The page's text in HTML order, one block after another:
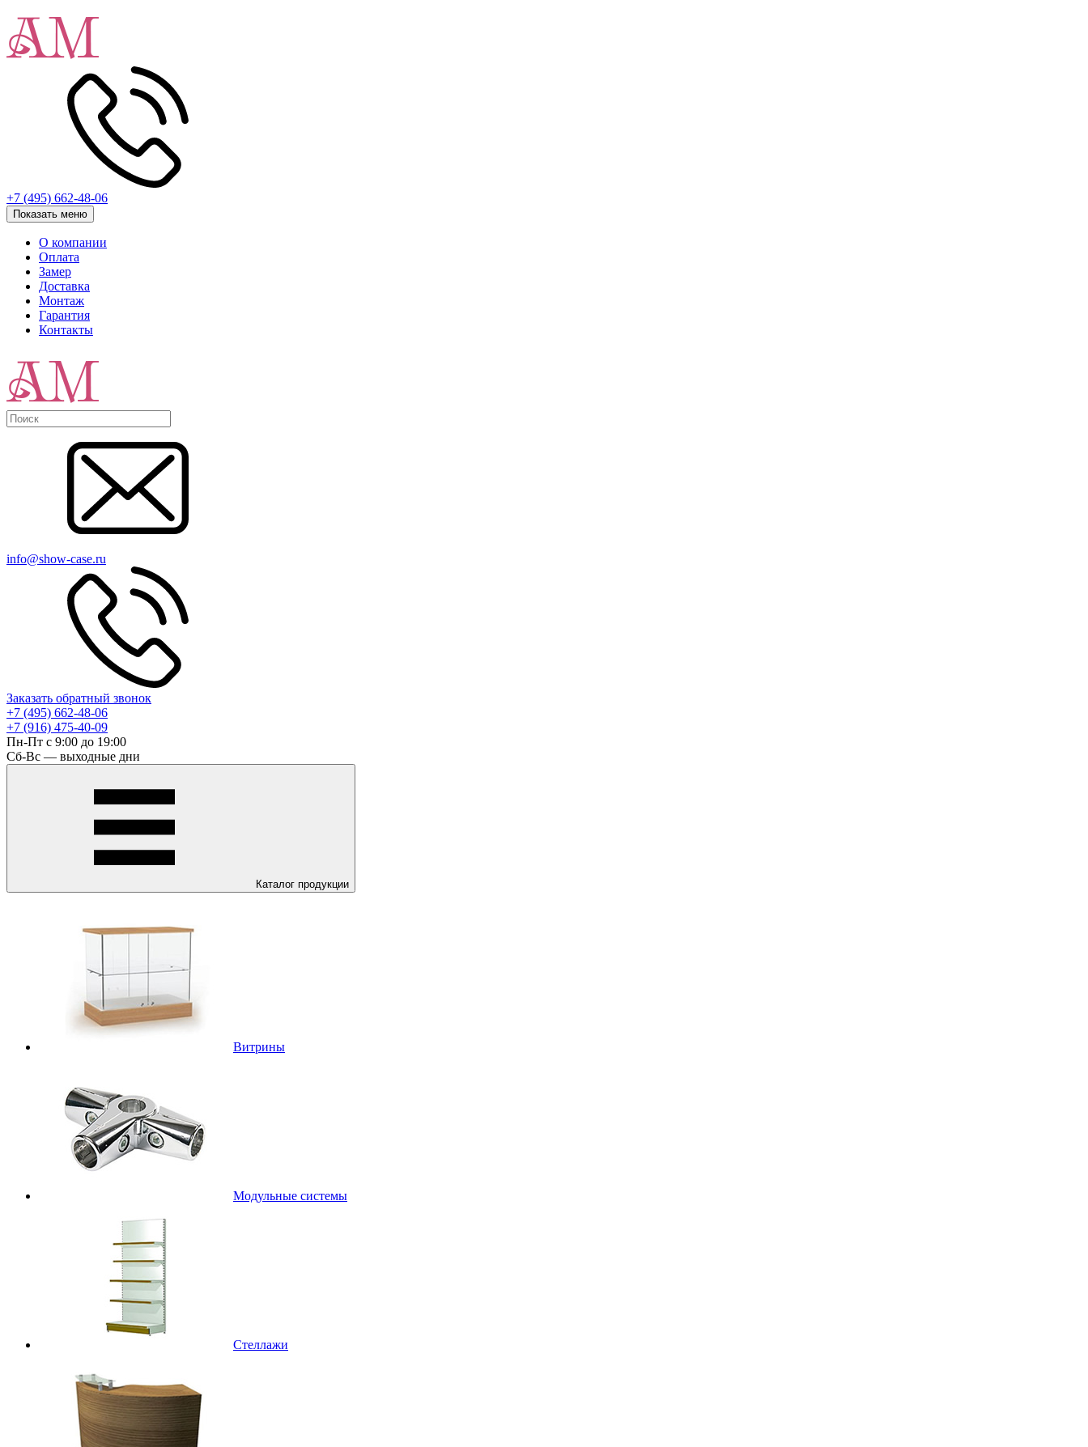
+7 (495) 662-48-06
Показать меню
О компании
Оплата
Замер
Доставка
Монтаж
Гарантия
Контакты
info@show-case.ru
Заказать обратный звонок
+7 (495) 662-48-06
+7 (916) 475-40-09
Пн-Пт с 9:00 до 19:00
Сб-Вс — выходные дни
Каталог продукции
Витрины
Модульные системы
Стеллажи